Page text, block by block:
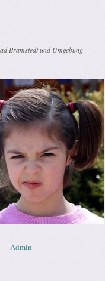
Bramstedt und Umgebung
Admin